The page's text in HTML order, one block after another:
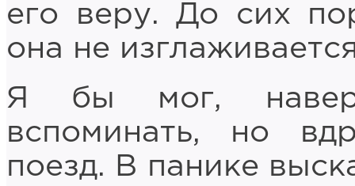
его веру. До сих
она не
Я бы мог,
вспоминать, но
поезд. В панике